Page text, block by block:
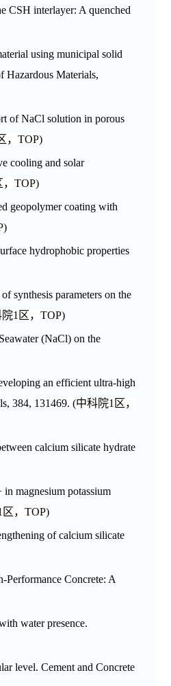
CSH interlayer: A quenched
using municipal solid
Hazardous Materials,
of NaCl solution in porous
， TOP)
cooling and solar
TOP)
geopolymer coating with
)
hydrophobic properties
synthesis parameters on the
院1 区， TOP)
(NaCl) on the
an efficient ultra-high
384, 131469. (中科院1 区，
calcium silicate hydrate
magnesium potassium
区， TOP)
of calcium silicate
Concrete: A
water presence.
level. Cement and Concrete